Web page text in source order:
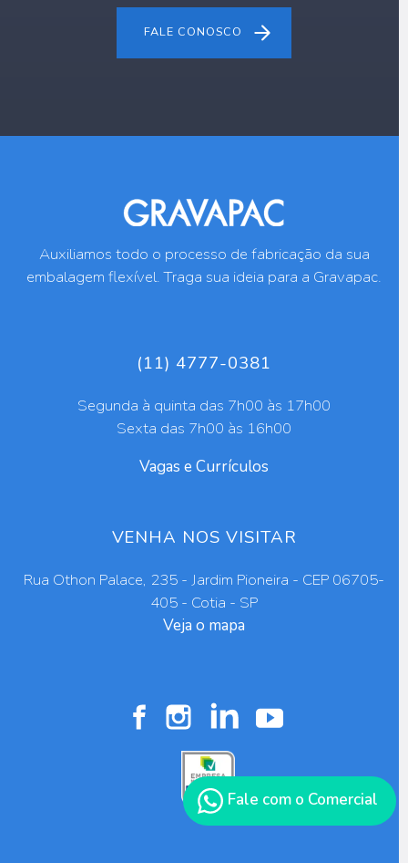
FALE CONOSCO
Auxiliamos todo o processo de fabricação da sua
embalagem flexível. Traga sua ideia para a Gravapac.
(11) 4777-0381
Segunda à quinta das 7h00 às 17h00
Sexta das 7h00 às 16h00
Vagas e Currículos
VENHA NOS VISITAR
Rua Othon Palace, 235 - Jardim Pioneira - CEP 06705-
405 - Cotia - SP
Veja o mapa
Fale com o Comercial